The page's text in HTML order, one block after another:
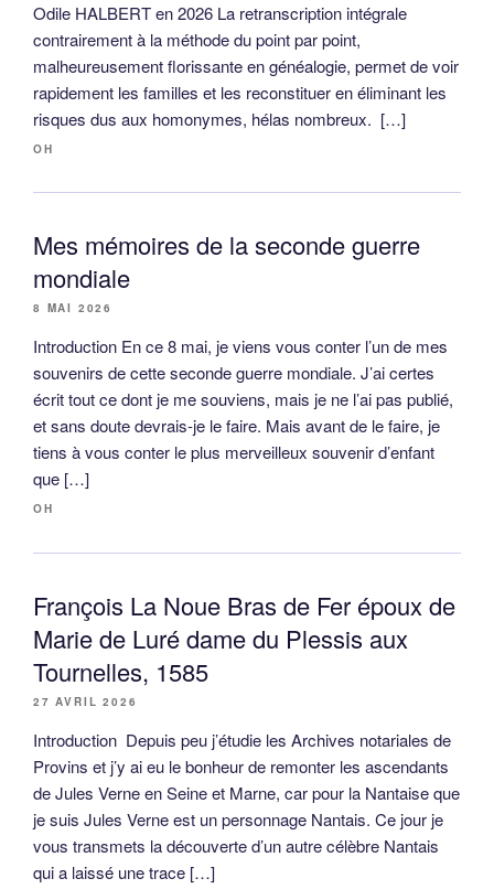
Odile HALBERT en 2026 La retranscription intégrale
contrairement à la méthode du point par point,
malheureusement florissante en généalogie, permet de voir
rapidement les familles et les reconstituer en éliminant les
risques dus aux homonymes, hélas nombreux. […]
OH
Mes mémoires de la seconde guerre
mondiale
8 MAI 2026
Introduction En ce 8 mai, je viens vous conter l’un de mes
souvenirs de cette seconde guerre mondiale. J’ai certes
écrit tout ce dont je me souviens, mais je ne l’ai pas publié,
et sans doute devrais-je le faire. Mais avant de le faire, je
tiens à vous conter le plus merveilleux souvenir d’enfant
que […]
OH
François La Noue Bras de Fer époux de
Marie de Luré dame du Plessis aux
Tournelles, 1585
27 AVRIL 2026
Introduction Depuis peu j’étudie les Archives notariales de
Provins et j’y ai eu le bonheur de remonter les ascendants
de Jules Verne en Seine et Marne, car pour la Nantaise que
je suis Jules Verne est un personnage Nantais. Ce jour je
vous transmets la découverte d’un autre célèbre Nantais
qui a laissé une trace […]